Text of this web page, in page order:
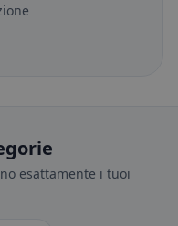
esattamente i tuoi